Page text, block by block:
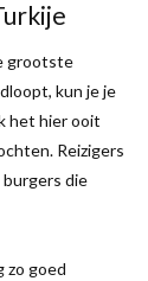
grootste
kun je je
het hier ooit
Reizigers
die
zo goed